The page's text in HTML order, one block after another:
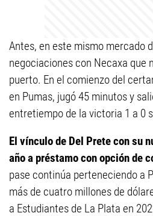
Antes, en este mismo mercado
negociaciones con Necaxa que
puerto. En el comienzo del
en Pumas, jugó 45 minutos y
entretiempo de la victoria 1 a 0
El vínculo de Del Prete con su
año a préstamo con opción de
pase continúa perteneciendo a
más de cuatro millones de
a Estudiantes de La Plata en